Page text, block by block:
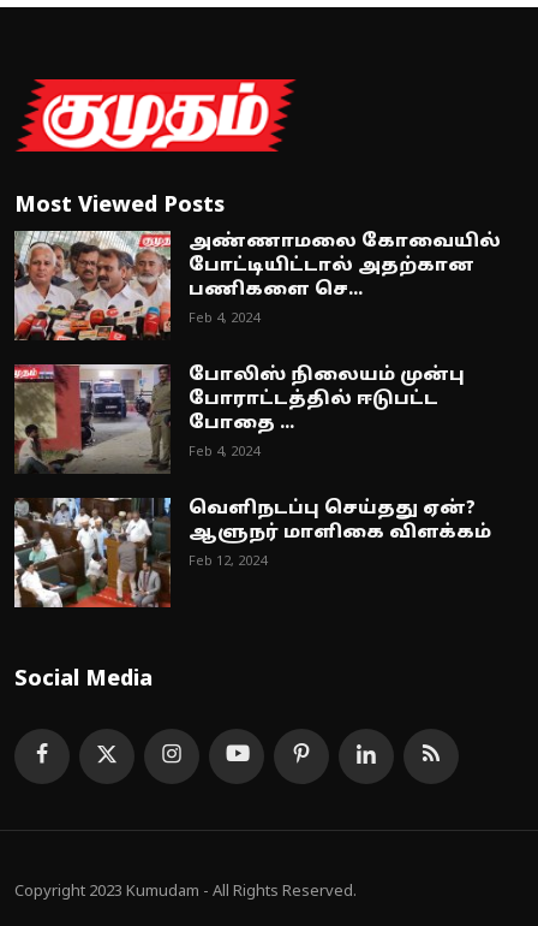
Most Viewed Posts
அண்ணாமலை கோவையில்
போட்டியிட்டால் அதற்கான
பணிகளை செ...
Feb 4, 2024
போலிஸ் நிலையம் முன்பு
போராட்டத்தில் ஈடுபட்ட
போதை ...
Feb 4, 2024
வெளிநடப்பு செய்தது ஏன்?
ஆளுநர் மாளிகை விளக்கம்
Feb 12, 2024
Social Media
Copyright 2023 Kumudam - All Rights Reserved.